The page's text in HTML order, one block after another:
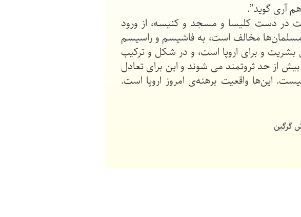
آری گوید”.
در دست کلیسا و مسجد و کنیسه، از ورود
مسلمان‌ها مخالف است، به فاشیسم و راسیسم
و برای اروپا است، و در شکل و ترکیب
از حد ثروتمند می شوند و این برای تعادل
این‌ها واقعیت برهنه‌ی امروز اروپا است.
گرگین